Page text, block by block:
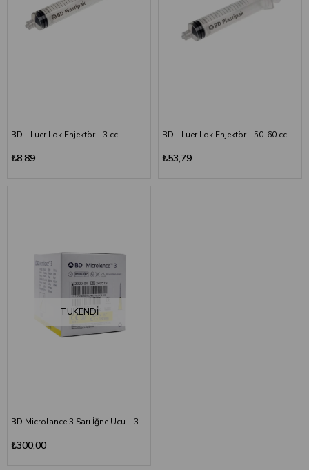
BD - Luer Lok Enjektör - 3 cc
₺8,89
BD - Luer Lok Enjektör - 50-60 cc
₺53,79
TÜKENDI
BD Microlance 3 Sarı İğne Ucu – 30G x 1/2" (0.3 x 13 mm) 100'lü Paket
₺300,00